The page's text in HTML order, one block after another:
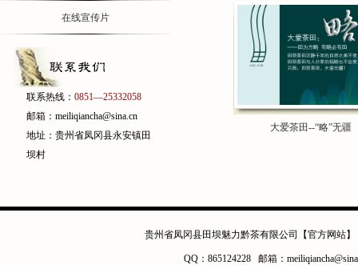
在线宣传片
联系热线： 0851—25332058
邮箱：meiliqiancha@sina.cn
地址：贵州省凤冈县永安镇田
坝村
大爱茶田--“略”无疆
贵州省凤冈县田坝魅力黔茶有限公司【官方网站
QQ：865124228 邮箱：